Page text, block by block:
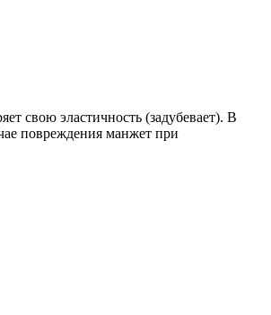
свою эластичность (задубевает). В
повреждения манжет при